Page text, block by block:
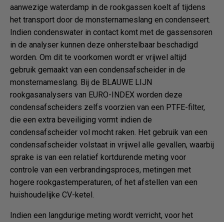
aanwezige waterdamp in de rookgassen koelt af tijdens
het transport door de monsternameslang en condenseert.
Indien condenswater in contact komt met de gassensoren
in de analyser kunnen deze onherstelbaar beschadigd
worden. Om dit te voorkomen wordt er vrijwel altijd
gebruik gemaakt van een condensafscheider in de
monsternameslang. Bij de BLAUWE LIJN
rookgasanalysers van EURO-INDEX worden deze
condensafscheiders zelfs voorzien van een PTFE-filter,
die een extra beveiliging vormt indien de
condensafscheider vol mocht raken. Het gebruik van een
condensafscheider volstaat in vrijwel alle gevallen, waarbij
sprake is van een relatief kortdurende meting voor
controle van een verbrandingsproces, metingen met
hogere rookgastemperaturen, of het afstellen van een
huishoudelijke CV-ketel.
Indien een langdurige meting wordt verricht, voor het